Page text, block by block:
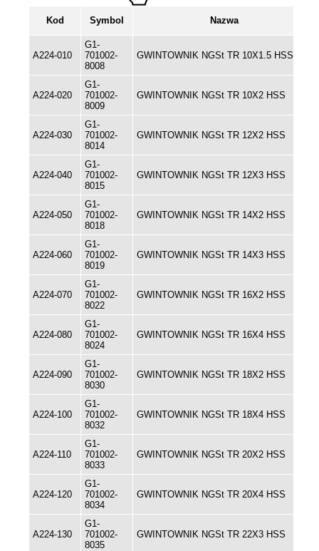
Kod Symbol Nazwa
A224-010
G1-
701002-
8008
GWINTOWNIK NGSt TR 10X1.5 HSS
A224-020
G1-
701002-
8009
GWINTOWNIK NGSt TR 10X2 HSS
A224-030
G1-
701002-
8014
GWINTOWNIK NGSt TR 12X2 HSS
A224-040
G1-
701002-
8015
GWINTOWNIK NGSt TR 12X3 HSS
A224-050
G1-
701002-
8018
GWINTOWNIK NGSt TR 14X2 HSS
A224-060
G1-
701002-
8019
GWINTOWNIK NGSt TR 14X3 HSS
A224-070
G1-
701002-
8022
GWINTOWNIK NGSt TR 16X2 HSS
A224-080
G1-
701002-
8024
GWINTOWNIK NGSt TR 16X4 HSS
A224-090
G1-
701002-
8030
GWINTOWNIK NGSt TR 18X2 HSS
A224-100
G1-
701002-
8032
GWINTOWNIK NGSt TR 18X4 HSS
A224-110
G1-
701002-
8033
GWINTOWNIK NGSt TR 20X2 HSS
A224-120
G1-
701002-
8034
GWINTOWNIK NGSt TR 20X4 HSS
A224-130
G1-
701002-
8035
GWINTOWNIK NGSt TR 22X3 HSS